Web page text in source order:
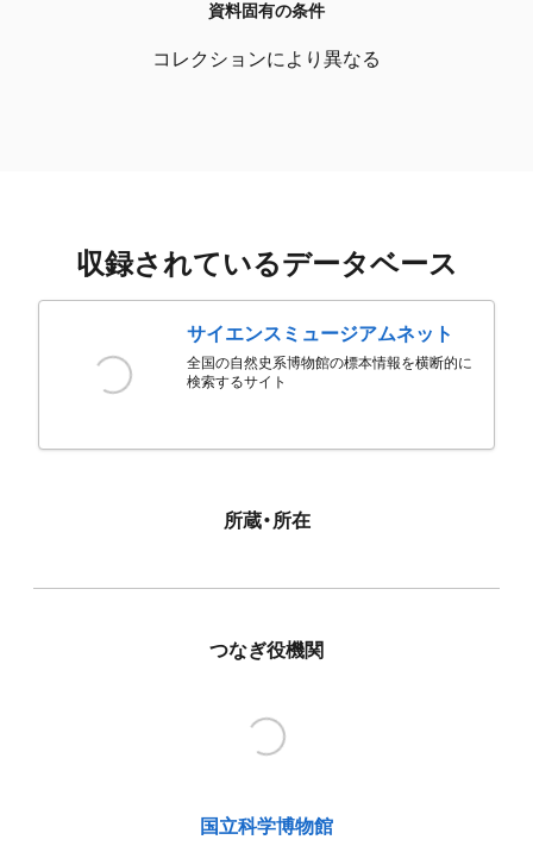
資料固有の条件
コレクションにより異なる
収録されているデータベース
サイエンスミュージアムネット
全国の自然史系博物館の標本情報を横断的に
検索するサイト
所蔵・所在
つなぎ役機関
国立科学博物館